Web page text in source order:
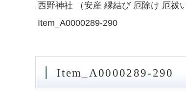
西野神社 （安産 縁結び 厄除け 厄祓
Item_A0000289-290
Item_A0000289-290